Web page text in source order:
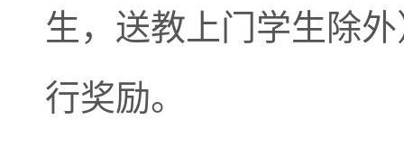
生，送教上门学生除
行奖励。